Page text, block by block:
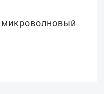
микроволновый